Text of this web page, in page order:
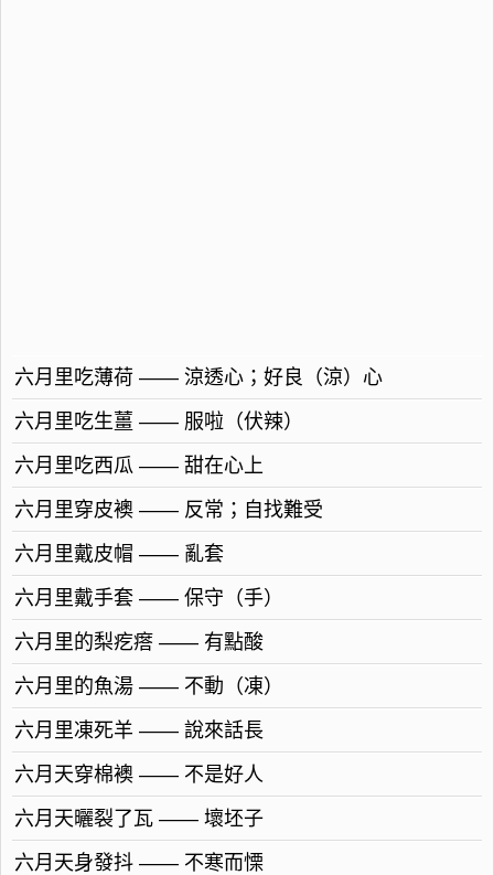
六月里吃薄荷 —— 涼透心；好良（涼）心
六月里吃生薑 —— 服啦（伏辣）
六月里吃西瓜 —— 甜在心上
六月里穿皮襖 —— 反常；自找難受
六月里戴皮帽 —— 亂套
六月里戴手套 —— 保守（手）
六月里的梨疙瘩 —— 有點酸
六月里的魚湯 —— 不動（凍）
六月里凍死羊 —— 說來話長
六月天穿棉襖 —— 不是好人
六月天曬裂了瓦 —— 壞坯子
六月天身發抖 —— 不寒而慄